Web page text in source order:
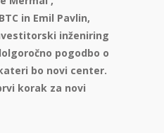
in Emil Pavlin,
inženiring
pogodbo o
bo novi center.
korak za novi